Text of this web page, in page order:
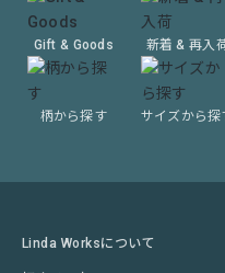
Gift & Goods 新着 & 再入
柄から探す サイズから探
Linda Worksについて